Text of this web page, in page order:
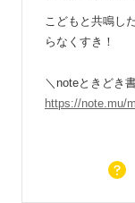
こどもと共鳴し
らなくすき！
＼noteときどき
https://note.mu/